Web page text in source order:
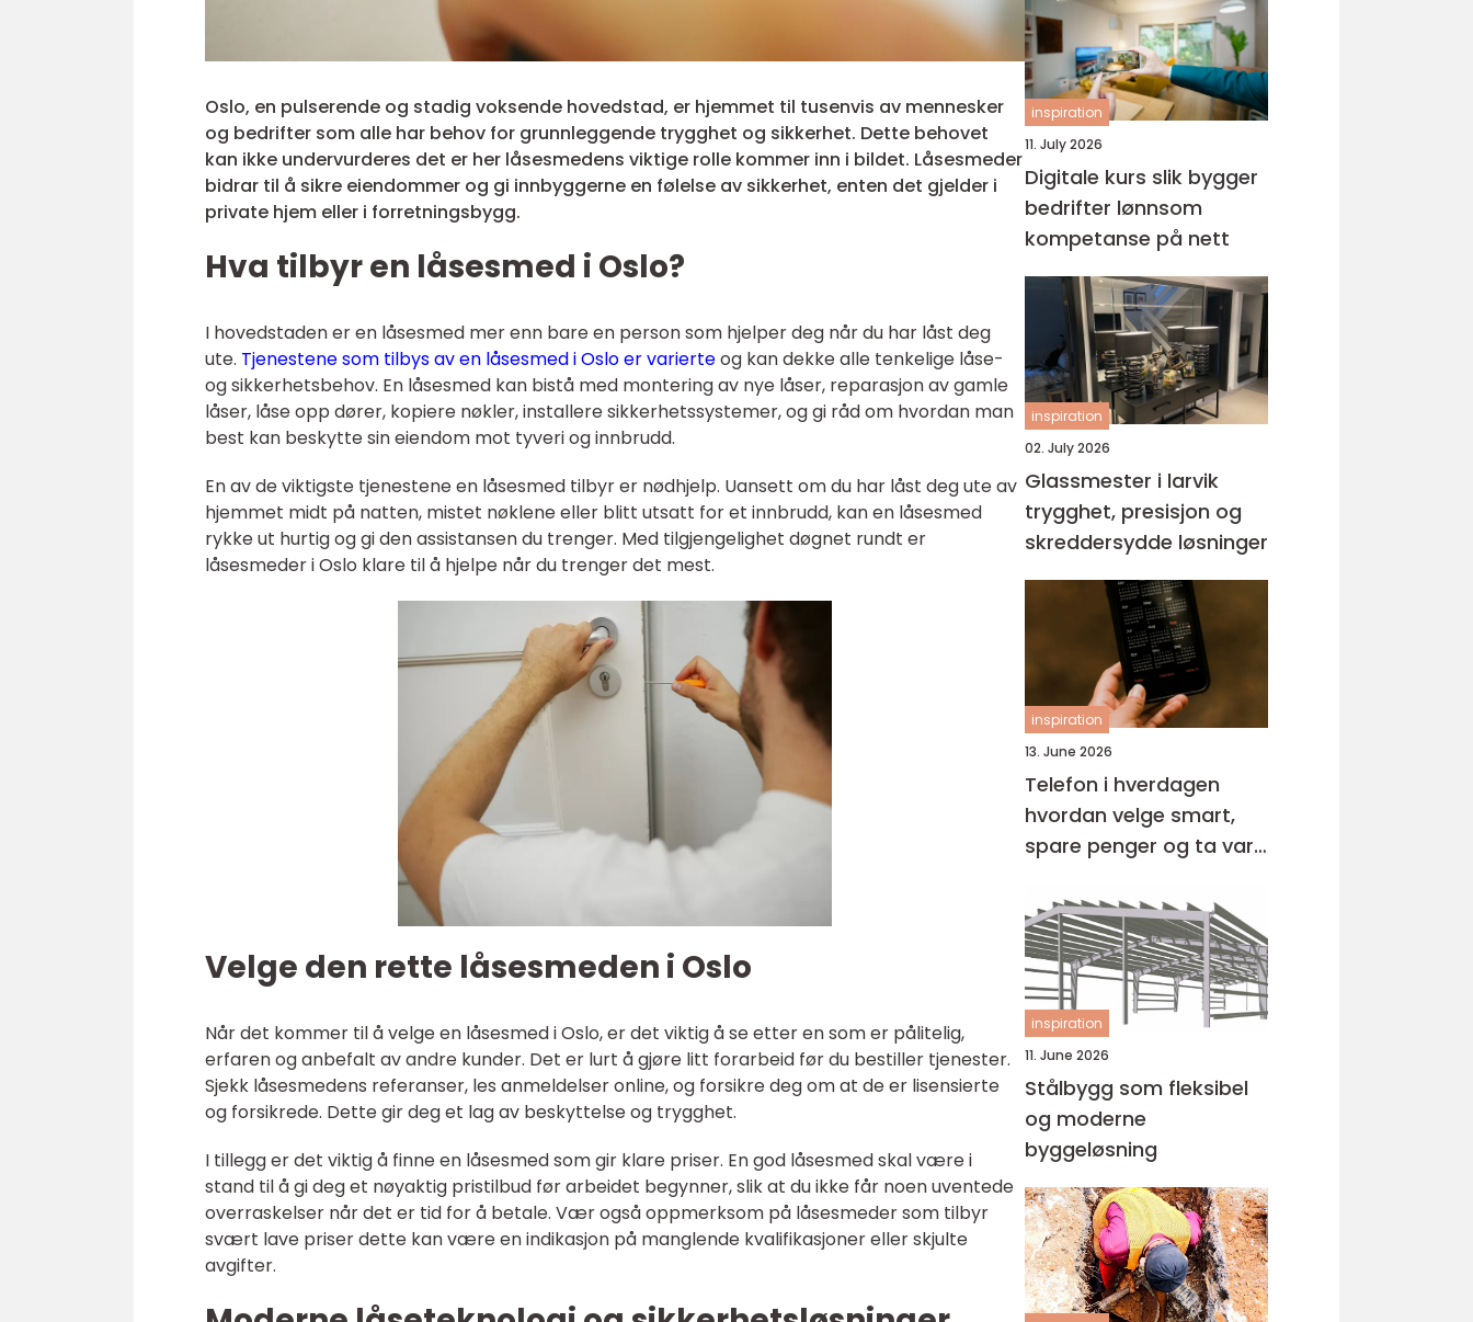
Oslo, en pulserende og stadig voksende hovedstad, er hjemmet til tusenvis av mennesker
og bedrifter som alle har behov for grunnleggende trygghet og sikkerhet. Dette behovet
kan ikke undervurderes det er her låsesmedens viktige rolle kommer inn i bildet. Låsesmeder
bidrar til å sikre eiendommer og gi innbyggerne en følelse av sikkerhet, enten det gjelder i
private hjem eller i forretningsbygg.
Hva tilbyr en låsesmed i Oslo?
I hovedstaden er en låsesmed mer enn bare en person som hjelper deg når du har låst deg
ute. Tjenestene som tilbys av en låsesmed i Oslo er varierteog kan dekke alle tenkelige låse-
og sikkerhetsbehov. En låsesmed kan bistå med montering av nye låser, reparasjon av gamle
låser, låse opp dører, kopiere nøkler, installere sikkerhetssystemer, og gi råd om hvordan man
best kan beskytte sin eiendom mot tyveri og innbrudd.
En av de viktigste tjenestene en låsesmed tilbyr er nødhjelp. Uansett om du har låst deg ute av
hjemmet midt på natten, mistet nøklene eller blitt utsatt for et innbrudd, kan en låsesmed
rykke ut hurtig og gi den assistansen du trenger. Med tilgjengelighet døgnet rundt er
låsesmeder i Oslo klare til å hjelpe når du trenger det mest.
Velge den rette låsesmeden i Oslo
Når det kommer til å velge en låsesmed i Oslo, er det viktig å se etter en som er pålitelig,
erfaren og anbefalt av andre kunder. Det er lurt å gjøre litt forarbeid før du bestiller tjenester.
Sjekk låsesmedens referanser, les anmeldelser online, og forsikre deg om at de er lisensierte
og forsikrede. Dette gir deg et lag av beskyttelse og trygghet.
I tillegg er det viktig å finne en låsesmed som gir klare priser. En god låsesmed skal være i
stand til å gi deg et nøyaktig pristilbud før arbeidet begynner, slik at du ikke får noen uventede
overraskelser når det er tid for å betale. Vær også oppmerksom på låsesmeder som tilbyr
svært lave priser dette kan være en indikasjon på manglende kvalifikasjoner eller skjulte
avgifter.
inspiration
11. July 2026
Digitale kurs slik bygger
bedrifter lønnsom
kompetanse på nett
inspiration
02. July 2026
Glassmester i larvik
trygghet, presisjon og
skreddersydde løsninger
inspiration
13. June 2026
Telefon i hverdagen
hvordan velge smart,
spare penger og ta vare
inspiration
11. June 2026
Stålbygg som fleksibel
og moderne
byggeløsning